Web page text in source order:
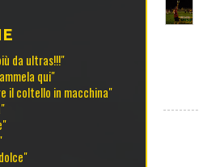
da ultras!!!"
qui"
il coltello in macchina"